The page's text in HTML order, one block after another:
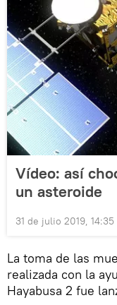
Vídeo: así
un asteroide
31 de julio 2019, 14:35
La toma de las
realizada con la
Hayabusa 2 fue